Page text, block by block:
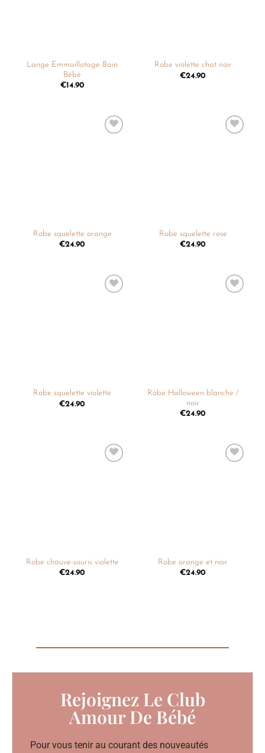
Lange Emmaillotage Bain
Bébé
€14.90
Robe violette chat noir
€24.90
Robe squelette orange
€24.90
Robe squelette rose
€24.90
Robe squelette violette
€24.90
Robe Halloween blanche /
noir
€24.90
Robe chauve-souris violette
€24.90
Robe orange et noir
€24.90
Rejoignez Le Club
Amour De Bébé
Pour vous tenir au courant des nouveautés